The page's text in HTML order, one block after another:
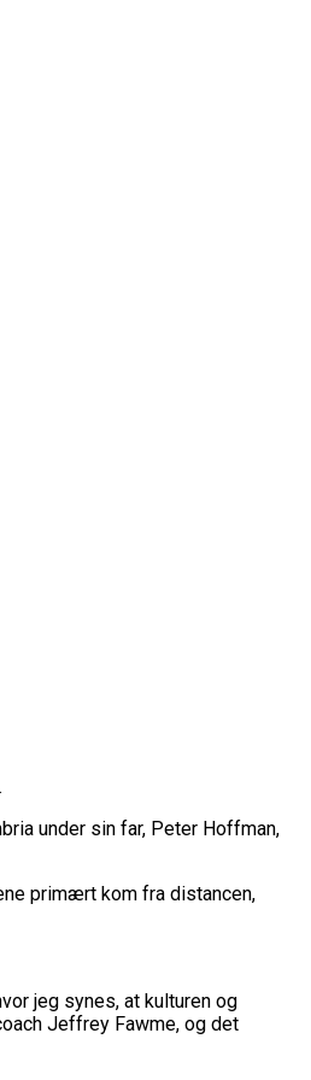
under sin far, Peter Hoffman,
primært kom fra distancen,
jeg synes, at kulturen og
Jeffrey Fawme, og det